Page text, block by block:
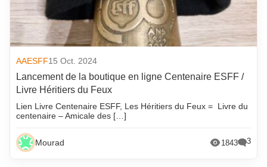
AAESFF15 Oct. 2024
Lancement de la boutique en ligne Centenaire ESFF /
Livre Héritiers du Feux
Lien Livre Centenaire ESFF, Les Héritiers du Feux = Livre du
centenaire – Amicale des […]
Mourad 1843 3